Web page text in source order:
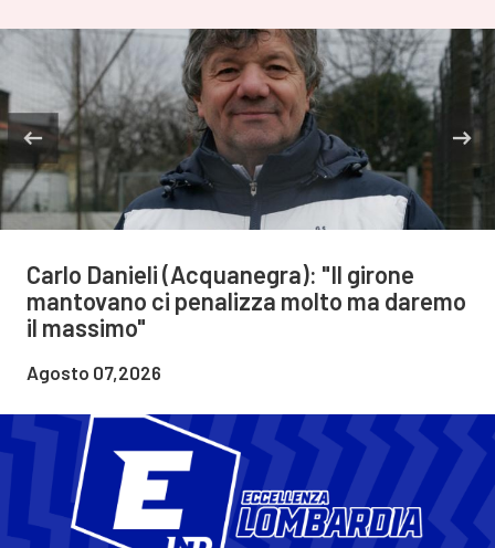
Carlo Danieli (Acquanegra): "Il girone
mantovano ci penalizza molto ma daremo
il massimo"
Agosto 07,2026